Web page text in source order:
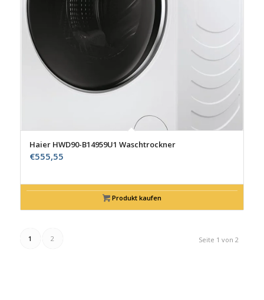
Haier HWD90-B14959U1 Waschtrockner
€555,55
Produkt kaufen
Seite 1 von 2
1 2